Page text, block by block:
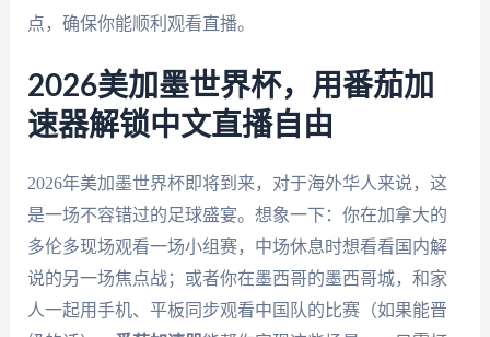
点，确保你能顺利观看直播。
2026美加墨世界杯，用番茄加
速器解锁中文直播自由
2026年美加墨世界杯即将到来，对于海外华人来说，这
是一场不容错过的足球盛宴。想象一下：你在加拿大的
多伦多现场观看一场小组赛，中场休息时想看看国内解
说的另一场焦点战；或者你在墨西哥的墨西哥城，和家
人一起用手机、平板同步观看中国队的比赛（如果能晋